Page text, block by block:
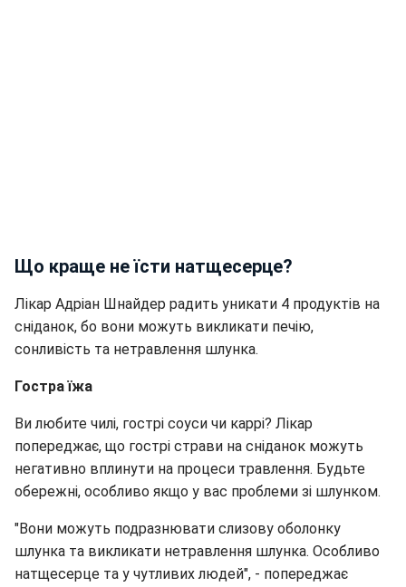
Що краще не їсти натщесерце?
Лікар Адріан Шнайдер радить уникати 4 продуктів на
сніданок, бо вони можуть викликати печію,
сонливість та нетравлення шлунка.
Гостра їжа
Ви любите чилі, гострі соуси чи каррі? Лікар
попереджає, що гострі страви на сніданок можуть
негативно вплинути на процеси травлення. Будьте
обережні, особливо якщо у вас проблеми зі шлунком.
"Вони можуть подразнювати слизову оболонку
шлунка та викликати нетравлення шлунка. Особливо
натщесерце та у чутливих людей", - попереджає